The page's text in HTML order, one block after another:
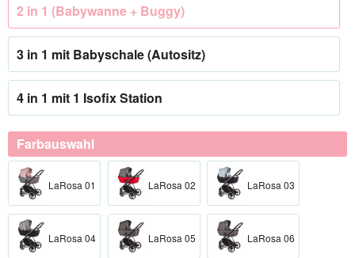
2 in 1 (Babywanne + Buggy)
3 in 1 mit Babyschale (Autositz)
4 in 1 mit 1 Isofix Station
Farbauswahl
LaRosa 01 LaRosa 02 LaRosa 03
LaRosa 04 LaRosa 05 LaRosa 06